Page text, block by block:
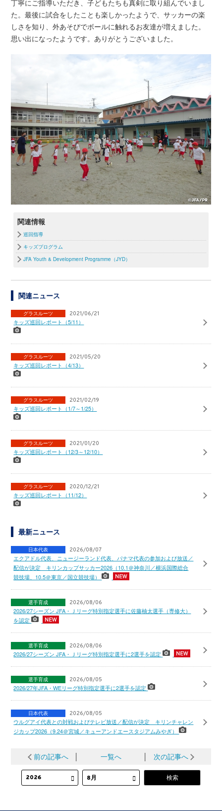
丁寧にご指導いただき、子どもたちも真剣に取り組んでいまし
た。最後に試合をしたことも楽しかったようで、サッカーの楽
しさを知り、外あそびでボールに触れるお友達が増えました。
思い出になったようです。ありがとうございました。
関連情報
巡回指導
キッズプログラム
JFA Youth & Development Programme（JYD）
関連ニュース
グラスルーツ 2021/06/21
キッズ巡回レポート（5/11）
グラスルーツ 2021/05/20
キッズ巡回レポート（4/13）
グラスルーツ 2021/02/19
キッズ巡回レポート（1/7～1/25）
グラスルーツ 2021/01/20
キッズ巡回レポート（12/3～12/10）
グラスルーツ 2020/12/21
キッズ巡回レポート（11/12）
最新ニュース
日本代表 2026/08/07
エクアドル代表、ニュージーランド代表、パナマ代表の参加および放送／
配信が決定 キリンカップサッカー2026（10.1＠神奈川／横浜国際総合
競技場、10.5＠東京／国立競技場）
選手育成 2026/08/06
2026/27シーズン JFA・Ｊリーグ特別指定選手に佐藤柚太選手（専修大）
を認定
選手育成 2026/08/06
2026/27シーズン JFA・Ｊリーグ特別指定選手に2選手を認定
選手育成 2026/08/05
2026/27年JFA・WEリーグ特別指定選手に2選手を認定
日本代表 2026/08/05
ウルグアイ代表との対戦およびテレビ放送／配信が決定 キリンチャレン
ジカップ2026（9.24＠宮城／キューアンドエースタジアムみやぎ）
前の記事へ 一覧へ 次の記事へ